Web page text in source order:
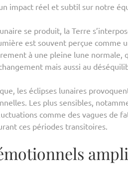
impact réel et subtil sur notre
se produit, la Terre
est souvent perçue comme
à une pleine lune
mais aussi au
les éclipses lunaires
Les plus sensibles,
comme des vagues de
ces périodes transitoires.